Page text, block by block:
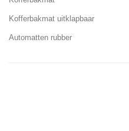
Kofferbakmat uitklapbaar
Automatten rubber